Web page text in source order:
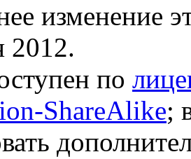
изменение
2012.
по
ShareAlike;